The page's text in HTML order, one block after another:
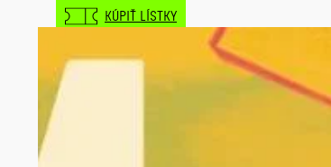
KÚPIŤ LÍSTKY